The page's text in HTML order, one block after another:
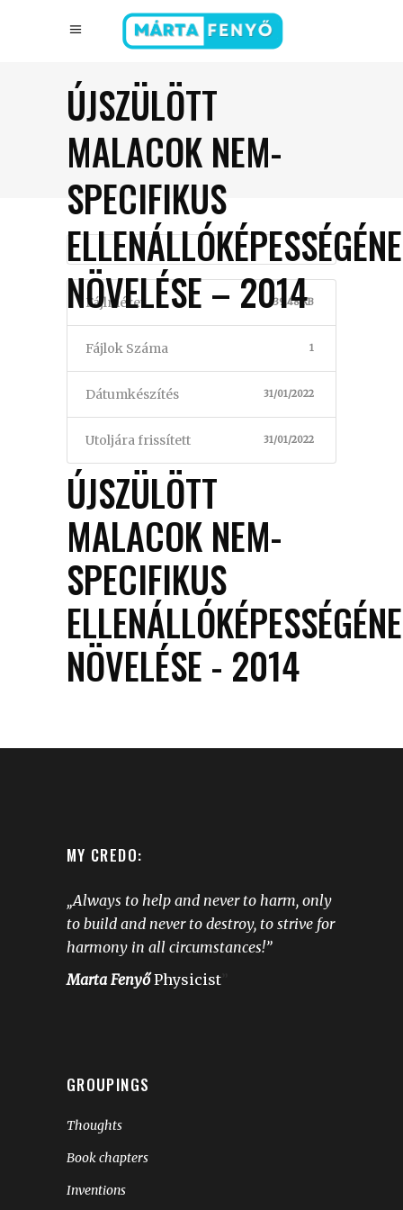
ÚJSZÜLÖTT
MALACOK NEM-
SPECIFIKUS
NÖVELÉSE – 2014
Fájlméret 639.48 KB
Fájlok Száma 1
Dátumkészítés 31/01/2022
Utoljára frissített 31/01/2022
ÚJSZÜLÖTT
MALACOK NEM-
SPECIFIKUS
NÖVELÉSE - 2014
MY CREDO:
„Always to help and never to harm, only
to build and never to destroy, to strive for
harmony in all circumstances!”
Marta FenyőPhysicist
GROUPINGS
Thoughts
Book chapters
Inventions